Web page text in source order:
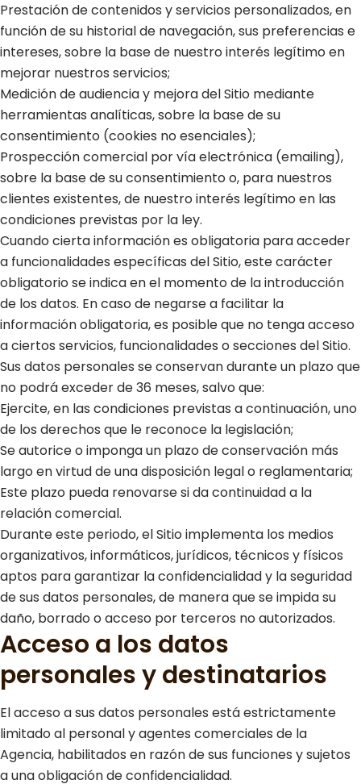
Prestación de contenidos y servicios personalizados, en
función de su historial de navegación, sus preferencias e
intereses, sobre la base de nuestro interés legítimo en
mejorar nuestros servicios;
Medición de audiencia y mejora del Sitio mediante
herramientas analíticas, sobre la base de su
consentimiento (cookies no esenciales);
Prospección comercial por vía electrónica (emailing),
sobre la base de su consentimiento o, para nuestros
clientes existentes, de nuestro interés legítimo en las
condiciones previstas por la ley.
Cuando cierta información es obligatoria para acceder
a funcionalidades específicas del Sitio, este carácter
obligatorio se indica en el momento de la introducción
de los datos. En caso de negarse a facilitar la
información obligatoria, es posible que no tenga acceso
a ciertos servicios, funcionalidades o secciones del Sitio.
Sus datos personales se conservan durante un plazo que
no podrá exceder de 36 meses, salvo que:
Ejercite, en las condiciones previstas a continuación, uno
de los derechos que le reconoce la legislación;
Se autorice o imponga un plazo de conservación más
largo en virtud de una disposición legal o reglamentaria;
Este plazo pueda renovarse si da continuidad a la
relación comercial.
Durante este periodo, el Sitio implementa los medios
organizativos, informáticos, jurídicos, técnicos y físicos
aptos para garantizar la confidencialidad y la seguridad
de sus datos personales, de manera que se impida su
daño, borrado o acceso por terceros no autorizados.
Acceso a los datos
personales y destinatarios
El acceso a sus datos personales está estrictamente
limitado al personal y agentes comerciales de la
Agencia, habilitados en razón de sus funciones y sujetos
a una obligación de confidencialidad.